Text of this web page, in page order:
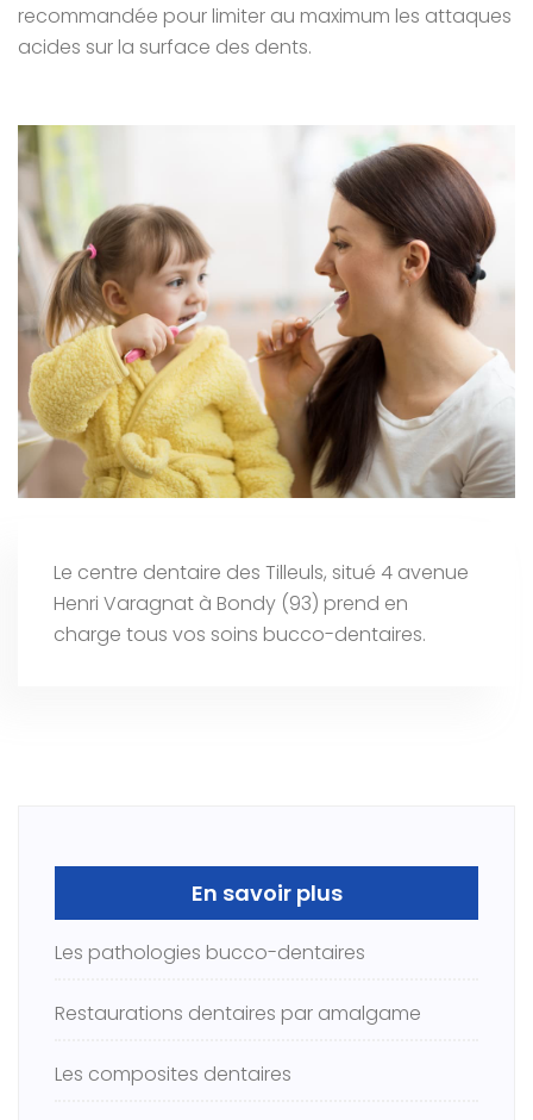
recommandée pour limiter au maximum les attaques
acides sur la surface des dents.
Le centre dentaire des Tilleuls, situé 4 avenue
Henri Varagnat à Bondy (93) prend en
charge tous vos soins bucco-dentaires.
En savoir plus
Les pathologies bucco-dentaires
Restaurations dentaires par amalgame
Les composites dentaires